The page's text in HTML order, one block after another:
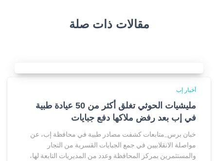
مقالات ذات صلة
أخبار إب
مليشيات الحوثي تغلق أكثر من 50 عيادة طبية
في إب بعد رفض ملاكها دفع جبايات
خبان برس_متابعات كشفت مصادر طبية في محافظة إب، عن
مواصلة الانقلابيين في جمع الجبايات القسرية من التجار
والمستثمرين بمركز المحافظة وعدد من المديريات التابعة لها،